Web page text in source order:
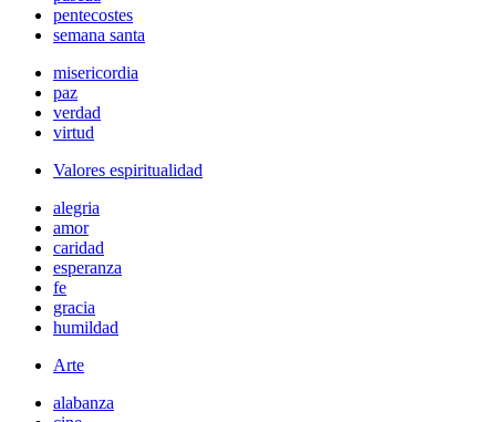
pentecostes
semana santa
misericordia
paz
verdad
virtud
Valores espiritualidad
alegria
amor
caridad
esperanza
fe
gracia
humildad
Arte
alabanza